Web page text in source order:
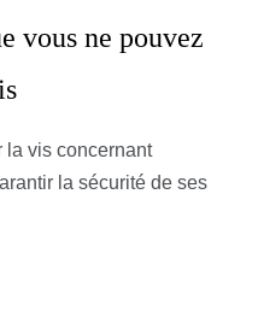
vous ne pouvez
la vis concernant
la sécurité de ses